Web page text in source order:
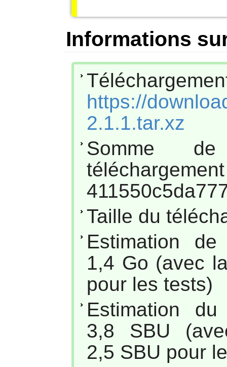
Informations
https://
2.1.1.tar.xz
Somme
Taille du
Estimation
1,4 Go (avec
pour les tests)
Estimation
3,8 SBU
2,5 SBU pour